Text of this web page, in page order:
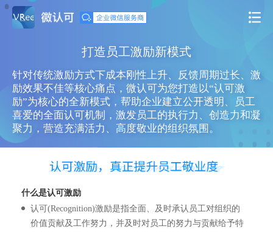
打造员工激励新模式
针对传统激励方式下成本刚性上升、反馈周期过长、激
励效果不佳等核心痛点，微认可为您打造以“认可激
励”为核心的全新模式，帮助企业建立公开透明、员工
喜爱的全面认可机制，激发员工的执行力、创造力和凝
聚力，营造充满活力、高度敬业的组织氛围。
什么是认可激励
认可(Recognition)激励是指全面、及时承认员工对组织的
价值贡献及工作努力，并及时对员工的努力与贡献给予特